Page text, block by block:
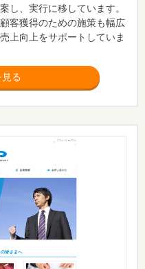
し、実行に移しています。
客獲得のための施策も幅広
上向上をサポートしていま
る